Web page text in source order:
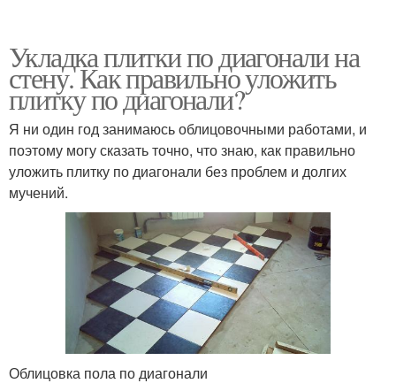
Укладка плитки по диагонали на
стену. Как правильно уложить
плитку по диагонали?
Я ни один год занимаюсь облицовочными работами, и
поэтому могу сказать точно, что знаю, как правильно
уложить плитку по диагонали без проблем и долгих
мучений.
Облицовка пола по диагонали